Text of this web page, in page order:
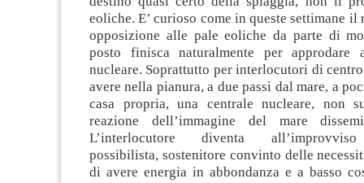
eoliche. E’ curioso come in queste settimane il
opposizione alle pale eoliche da parte di
posto finisca naturalmente per approdare
nucleare. Soprattutto per interlocutori di
avere nella pianura, a due passi dal mare, a
casa propria, una centrale nucleare, non
reazione dell’immagine del mare
L’interlocutore diventa
possibilista, sostenitore convinto delle
di avere energia in abbondanza e a basso